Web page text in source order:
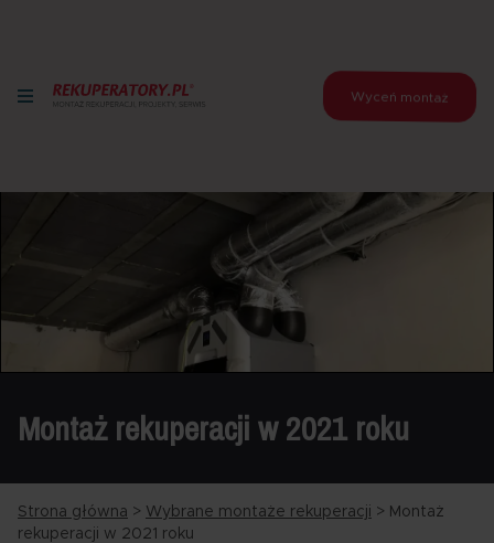
Wyceń montaż
Montaż rekuperacji w 2021 roku
Strona główna > Wybrane montaże rekuperacji > Montaż
rekuperacji w 2021 roku